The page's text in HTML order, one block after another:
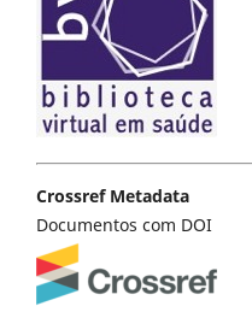
Crossref Metadata
Documentos com DOI